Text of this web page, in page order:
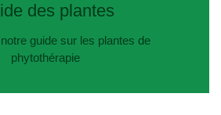
des plantes
guide sur les plantes de
phytothérapie